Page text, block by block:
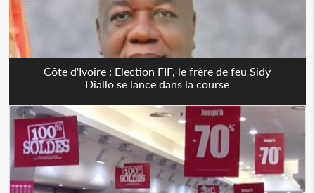
Côte d'Ivoire : Election FIF, le frère de feu Sidy
Diallo se lance dans la course